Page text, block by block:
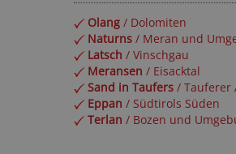
Olang / Dolomiten
Naturns / Meran und
Latsch / Vinschgau
Meransen / Eisacktal
Sand in Taufers / Tauferer
Eppan / Südtirols Süden
Terlan / Bozen und